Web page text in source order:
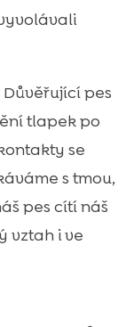
pes
tlapek po
se
s tmou,
pes cítí náš
vztah i ve